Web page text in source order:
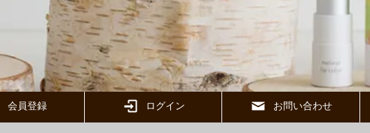
会員登録 ログイン お問い合わせ